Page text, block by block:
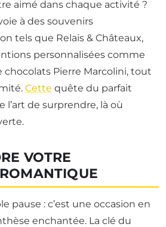
aimé dans chaque activité ?
à des souvenirs
tels que Relais & Châteaux,
personnalisées comme
Pierre Marcolini, tout
Cette quête du parfait
de surprendre, là où
VOTRE
pause : c’est une occasion en
enchantée. La clé du